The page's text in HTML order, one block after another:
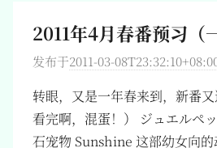
2011年4月春番预习（
发布于2011-03-
转眼，又是一年春来到，新番
看完啊，混蛋！） ジュエルペ
石宠物 Sunshine 这部幼女向